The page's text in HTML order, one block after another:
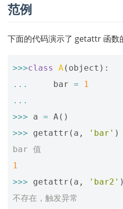
范例
下面的代码演示了 getattr 函数
>>>class A( object ):
...
bar =
1
...
>>>
a = A()
>>>
getattr ( a , 'bar' )
bar 值
1
>>>
getattr ( a , 'bar2' )
不存在，触发异常